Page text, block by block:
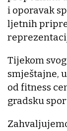
i oporavak
ljetnih
Tijekom
smještajne,
od fitness
gradsku